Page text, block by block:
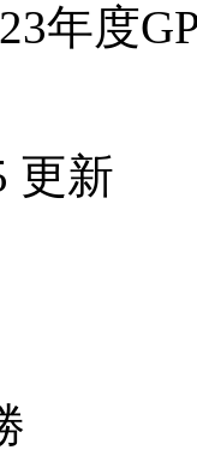
年度
更新